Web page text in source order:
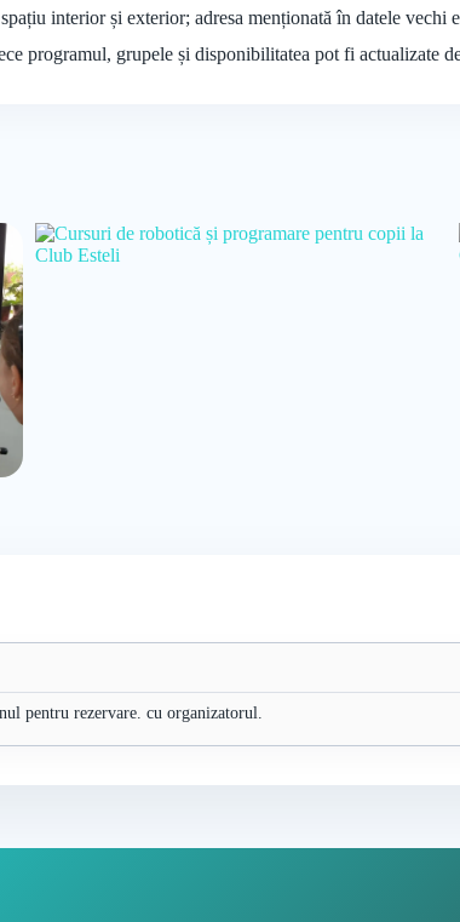
interior și exterior; adresa menționată în datele vechi
programul, grupele și disponibilitatea pot fi actualizate
pentru rezervare. cu organizatorul.